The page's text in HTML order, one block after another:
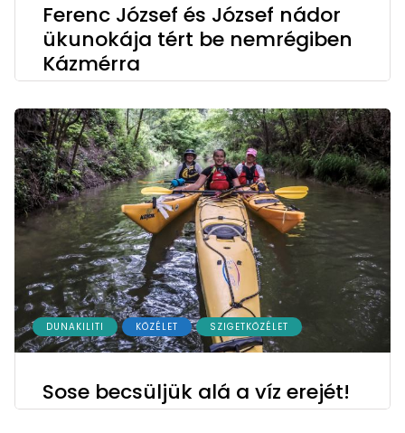
Ferenc József és József nádor
ükunokája tért be nemrégiben
Kázmérra
DUNAKILITI KÖZÉLET SZIGETKÖZÉLET
Sose becsüljük alá a víz erejét!